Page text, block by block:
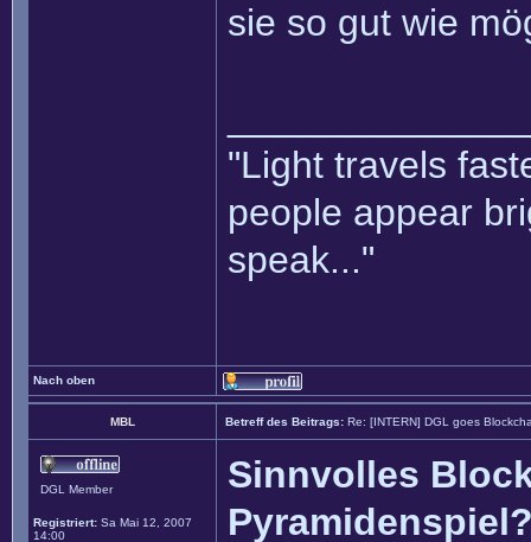
sie so gut wie
"Light travels
people appear
speak..."
Nach oben
MBL Betreff des Beitrags: Re: [INTERN] DGL goes
DGL Member
Registriert: Sa Mai 12, 2007
14:00
Sinnvolles